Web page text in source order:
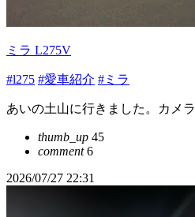
ミラ L275V
#l275 #愛車紹介 #ミラ
あいの土山に行きました。カメ
thumb_up 45
comment6
2026/07/27 22:31